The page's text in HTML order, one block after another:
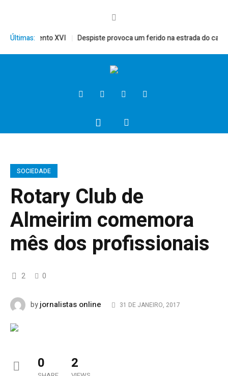
Últimas:Bento XVI Despiste provoca um ferido na estrada do campo
SOCIEDADE
Rotary Club de
Almeirim comemora
mês dos profissionais
2 0
byjornalistas online 31 DE JANEIRO, 2017
0 2